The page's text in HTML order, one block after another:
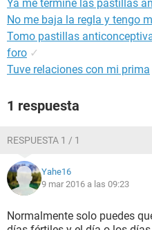
Ya me termine las pastillas
No me baja la regla y tengo
Tomo pastillas
foro ✓
Tuve relaciones con mi prima
1 respuesta
RESPUESTA 1 / 1
Yahe16
9 mar 2016 a las 09:23
Normalmente solo puedes